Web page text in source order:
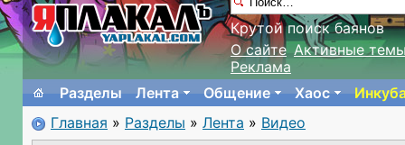
Крутой поиск баянов
О сайте Активные
Реклама
Разделы
Лента Общение Хаос
Главная » Разделы » Лента » Видео